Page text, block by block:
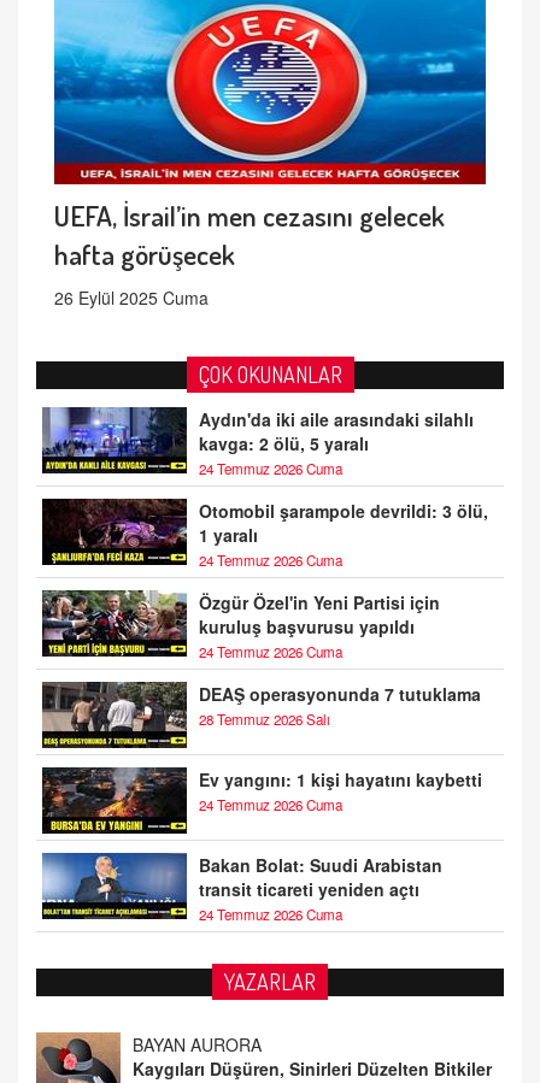
UEFA, İsrail’in men cezasını gelecek
hafta görüşecek
26 Eylül 2025 Cuma
ÇOK OKUNANLAR
Aydın'da iki aile arasındaki silahlı
kavga: 2 ölü, 5 yaralı
24 Temmuz 2026 Cuma
Otomobil şarampole devrildi: 3 ölü,
1 yaralı
24 Temmuz 2026 Cuma
Özgür Özel'in Yeni Partisi için
kuruluş başvurusu yapıldı
24 Temmuz 2026 Cuma
DEAŞ operasyonunda 7 tutuklama
28 Temmuz 2026 Salı
Ev yangını: 1 kişi hayatını kaybetti
24 Temmuz 2026 Cuma
Bakan Bolat: Suudi Arabistan
transit ticareti yeniden açtı
24 Temmuz 2026 Cuma
YAZARLAR
DOKTOR CİVANIM
Mastürbasyon ve Tatmin: Bir Keşif Yolculuğu